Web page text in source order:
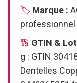
🏷️ Marque :
professionnel
🔢 GTIN &
g : GTIN
Dentelles